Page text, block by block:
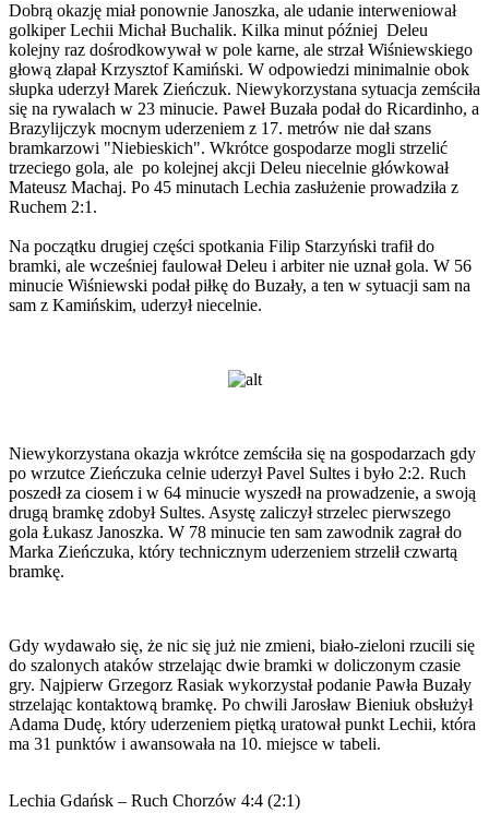
Dobrą okazję miał ponownie Janoszka, ale udanie interweniował
golkiper Lechii Michał Buchalik. Kilka minut później Deleu
kolejny raz dośrodkowywał w pole karne, ale strzał Wiśniewskiego
głową złapał Krzysztof Kamiński. W odpowiedzi minimalnie obok
słupka uderzył Marek Zieńczuk. Niewykorzystana sytuacja zemściła
się na rywalach w 23 minucie. Paweł Buzała podał do Ricardinho, a
Brazylijczyk mocnym uderzeniem z 17. metrów nie dał szans
bramkarzowi "Niebieskich". Wkrótce gospodarze mogli strzelić
trzeciego gola, ale po kolejnej akcji Deleu niecelnie główkował
Mateusz Machaj. Po 45 minutach Lechia zasłużenie prowadziła z
Ruchem 2:1.
Na początku drugiej części spotkania Filip Starzyński trafił do
bramki, ale wcześniej faulował Deleu i arbiter nie uznał gola. W 56
minucie Wiśniewski podał piłkę do Buzały, a ten w sytuacji sam na
sam z Kamińskim, uderzył niecelnie.
Niewykorzystana okazja wkrótce zemściła się na gospodarzach gdy
po wrzutce Zieńczuka celnie uderzył Pavel Sultes i było 2:2. Ruch
poszedł za ciosem i w 64 minucie wyszedł na prowadzenie, a swoją
drugą bramkę zdobył Sultes. Asystę zaliczył strzelec pierwszego
gola Łukasz Janoszka. W 78 minucie ten sam zawodnik zagrał do
Marka Zieńczuka, który technicznym uderzeniem strzelił czwartą
bramkę.
Gdy wydawało się, że nic się już nie zmieni, biało-zieloni rzucili się
do szalonych ataków strzelając dwie bramki w doliczonym czasie
gry. Najpierw Grzegorz Rasiak wykorzystał podanie Pawła Buzały
strzelając kontaktową bramkę. Po chwili Jarosław Bieniuk obsłużył
Adama Dudę, który uderzeniem piętką uratował punkt Lechii, która
ma 31 punktów i awansowała na 10. miejsce w tabeli.
Lechia Gdańsk – Ruch Chorzów 4:4 (2:1)